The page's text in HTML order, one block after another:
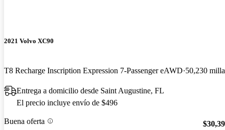
2021 Volvo XC90
T8 Recharge Inscription Expression 7-Passenger eAWD 50,230
Entrega a domicilio desde Saint Augustine, FL
El precio incluye envío de $496
Buena oferta